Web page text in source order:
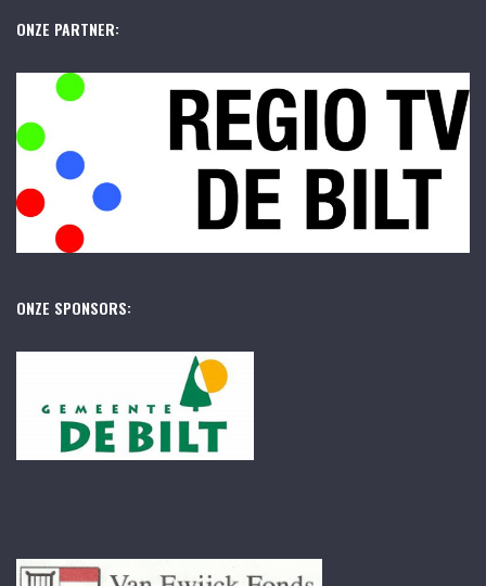
ONZE PARTNER:
ONZE SPONSORS: